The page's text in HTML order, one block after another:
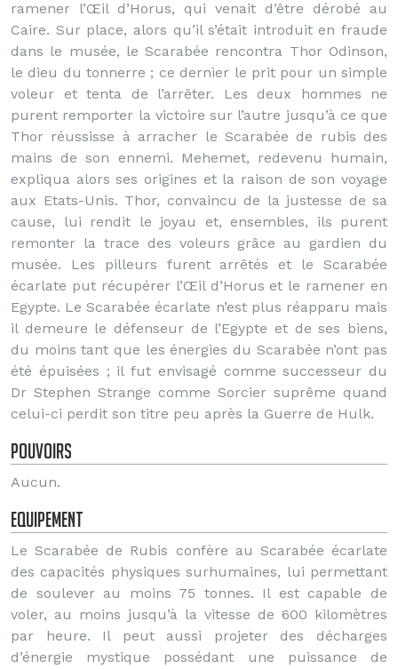
ramener l’Œil d’Horus, qui venait d’être dérobé au
Caire. Sur place, alors qu’il s’était introduit en fraude
dans le musée, le Scarabée rencontra Thor Odinson,
le dieu du tonnerre ; ce dernier le prit pour un simple
voleur et tenta de l’arrêter. Les deux hommes ne
purent remporter la victoire sur l’autre jusqu’à ce que
Thor réussisse à arracher le Scarabée de rubis des
mains de son ennemi. Mehemet, redevenu humain,
expliqua alors ses origines et la raison de son voyage
aux Etats-Unis. Thor, convaincu de la justesse de sa
cause, lui rendit le joyau et, ensembles, ils purent
remonter la trace des voleurs grâce au gardien du
musée. Les pilleurs furent arrêtés et le Scarabée
écarlate put récupérer l’Œil d’Horus et le ramener en
Egypte. Le Scarabée écarlate n’est plus réapparu mais
il demeure le défenseur de l’Egypte et de ses biens,
du moins tant que les énergies du Scarabée n’ont pas
été épuisées ; il fut envisagé comme successeur du
Dr Stephen Strange comme Sorcier suprême quand
celui-ci perdit son titre peu après la Guerre de Hulk.
Pouvoirs
Aucun.
Equipement
Le Scarabée de Rubis confère au Scarabée écarlate
des capacités physiques surhumaines, lui permettant
de soulever au moins 75 tonnes. Il est capable de
voler, au moins jusqu’à la vitesse de 600 kilomètres
par heure. Il peut aussi projeter des décharges
d’énergie mystique possédant une puissance de